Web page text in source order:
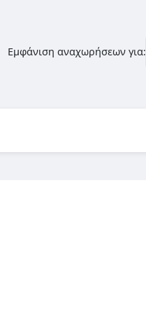
Εμφάνιση αναχωρήσεων για: